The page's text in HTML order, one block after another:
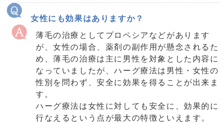
女性にも効果はありますか？
薄毛の治療としてプロペシアなどがあります
が、女性の場合、薬剤の副作用が懸念されるた
め、薄毛の治療は主に男性を対象とした内容に
なっていましたが、ハーグ療法は男性・女性の
性別を問わず、安全に効果を得ることが出来ま
す。
ハーグ療法は女性に対しても安全に、効果的に
行なえるという点が最大の特徴といえます。